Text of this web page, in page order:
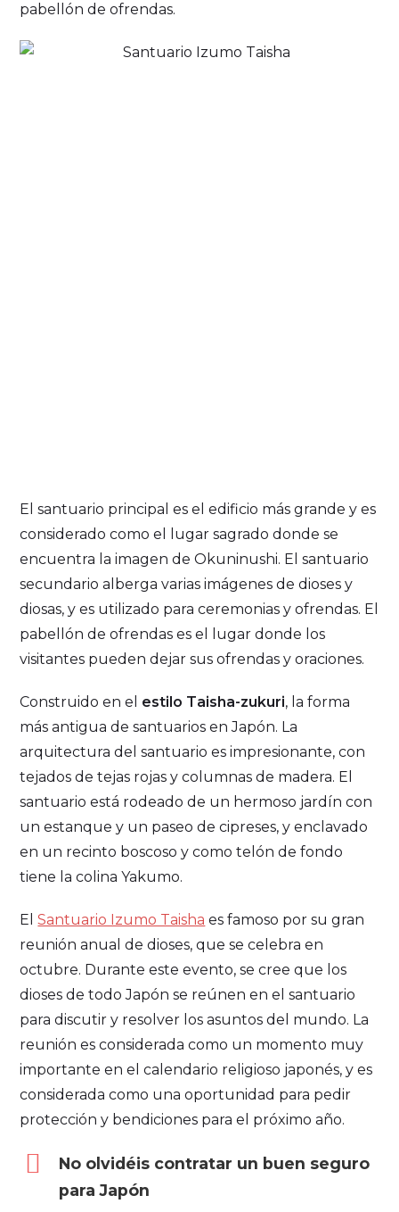
pabellón de ofrendas.
El santuario principal es el edificio más grande y es
considerado como el lugar sagrado donde se
encuentra la imagen de Okuninushi. El santuario
secundario alberga varias imágenes de dioses y
diosas, y es utilizado para ceremonias y ofrendas. El
pabellón de ofrendas es el lugar donde los
visitantes pueden dejar sus ofrendas y oraciones.
Construido en el estilo Taisha-zukuri, la forma
más antigua de santuarios en Japón. La
arquitectura del santuario es impresionante, con
tejados de tejas rojas y columnas de madera. El
santuario está rodeado de un hermoso jardín con
un estanque y un paseo de cipreses, y enclavado
en un recinto boscoso y como telón de fondo
tiene la colina Yakumo.
ElSantuario Izumo Taisha es famoso por su gran
reunión anual de dioses, que se celebra en
octubre. Durante este evento, se cree que los
dioses de todo Japón se reúnen en el santuario
para discutir y resolver los asuntos del mundo. La
reunión es considerada como un momento muy
importante en el calendario religioso japonés, y es
considerada como una oportunidad para pedir
protección y bendiciones para el próximo año.
No olvidéis contratar un buen seguro
para Japón